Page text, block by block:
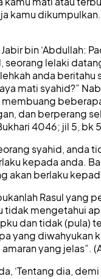
kamu
bin ‘Abdullah:
seorang lelaki
anda beritahu
mati syahid?”
membuang
dan berperang
4046; jil 5, bk
syahid, anda
kepada anda.
akan berlaku
Rasul yang
tidak mengetahui
dan tidak (pula)
yang diwahyukan
yang jelas”.
‘Tentang dia,